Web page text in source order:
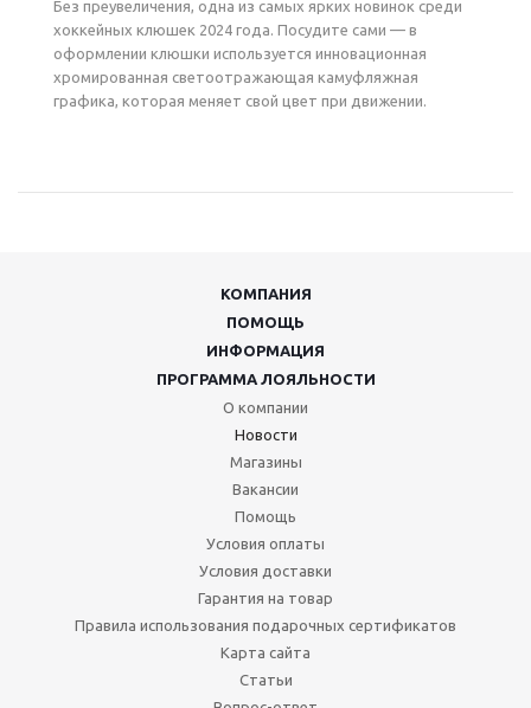
Без преувеличения, одна из самых ярких новинок среди
хоккейных клюшек 2024 года. Посудите сами — в
оформлении клюшки используется инновационная
хромированная светоотражающая камуфляжная
графика, которая меняет свой цвет при движении.
КОМПАНИЯ
ПОМОЩЬ
ИНФОРМАЦИЯ
ПРОГРАММА ЛОЯЛЬНОСТИ
О компании
Новости
Магазины
Вакансии
Помощь
Условия оплаты
Условия доставки
Гарантия на товар
Правила использования подарочных сертификатов
Карта сайта
Статьи